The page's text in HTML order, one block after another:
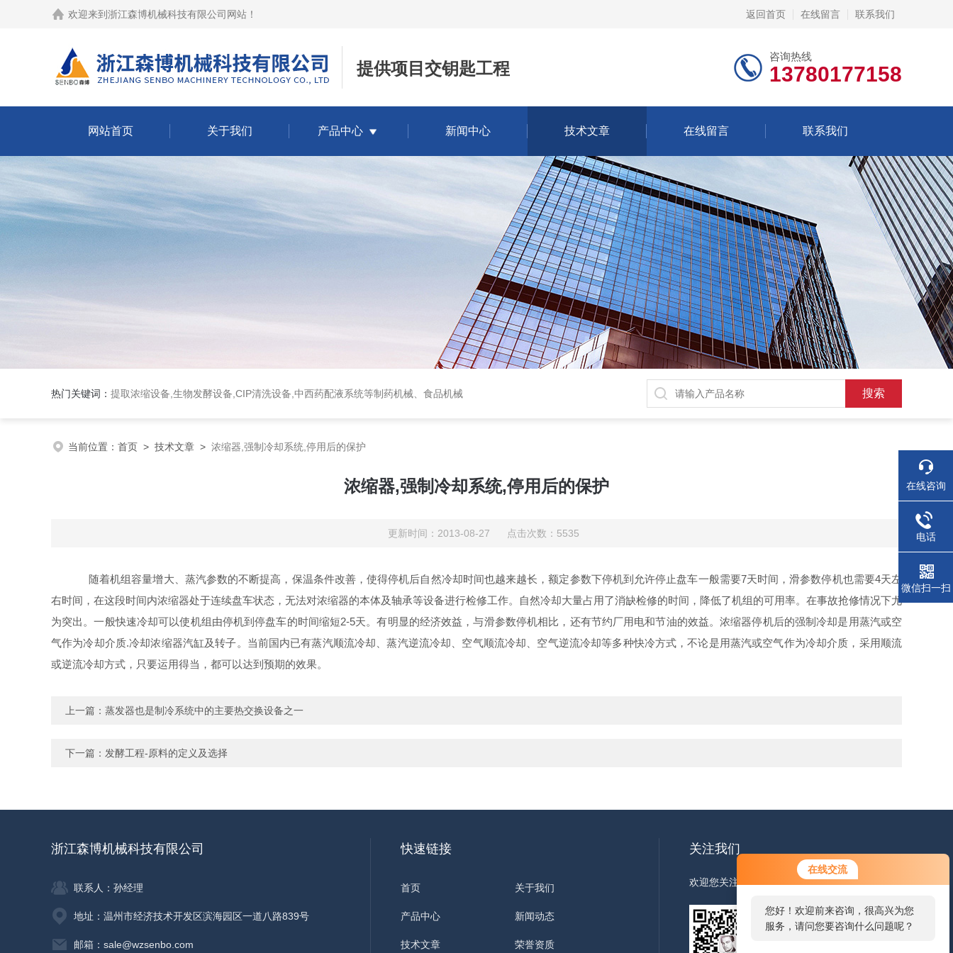
在线交流
您好！欢迎前来咨询，很高兴为您
服务，请问您要咨询什么问题呢？
欢迎来到 浙江森博机械科技有限公司网站 ！ 返回首页 在线留言 联系我们
提供项目交钥匙工程
咨询热线
13780177158
网站首页 关于我们 产品中心 新闻中心 技术文章 在线留言 联系我们
热门关键词： 提取浓缩设备,生物发酵设备,CIP清洗设备,中西药配液系统等制药机械、食品机械
当前位置： 首页 > 技术文章 > 浓缩器,强制冷却系统,停用后的保护
浓缩器,强制冷却系统,停用后的保护
更新时间：2013-08-27 点击次数：5535
随着机组容量增大、蒸汽参数的不断提高，保温条件改善，使得停机后自然冷却时间也越来越长，额定参数下停机到允许停止盘车一般需要7天时间，滑参数停机也需要4天左
右时间，在这段时间内浓缩器处于连续盘车状态，无法对浓缩器的本体及轴承等设备进行检修工作。自然冷却大量占用了消缺检修的时间，降低了机组的可用率。在事故抢修情况下尤
为突出。一般快速冷却可以使机组由停机到停盘车的时间缩短2-5天。有明显的经济效益，与滑参数停机相比，还有节约厂用电和节油的效益。浓缩器停机后的强制冷却是用蒸汽或空
气作为冷却介质.冷却浓缩器汽缸及转子。当前国内已有蒸汽顺流冷却、蒸汽逆流冷却、空气顺流冷却、空气逆流冷却等多种快冷方式，不论是用蒸汽或空气作为冷却介质，采用顺流
或逆流冷却方式，只要运用得当，都可以达到预期的效果。
上一篇： 蒸发器也是制冷系统中的主要热交换设备之一
下一篇： 发酵工程-原料的定义及选择
浙江森博机械科技有限公司
联系人：孙经理
地址：温州市经济技术开发区滨海园区一道八路839号
邮箱：sale@wzsenbo.com
快速链接
首页 关于我们
产品中心 新闻动态
技术文章 荣誉资质
关注我们
欢迎您关注我们的微信公众号了解更多信息
在线咨询
电话
微信扫一扫